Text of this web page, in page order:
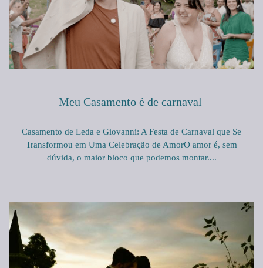
Meu Casamento é de carnaval
Casamento de Leda e Giovanni: A Festa de Carnaval que Se
Transformou em Uma Celebração de AmorO amor é, sem
dúvida, o maior bloco que podemos montar....